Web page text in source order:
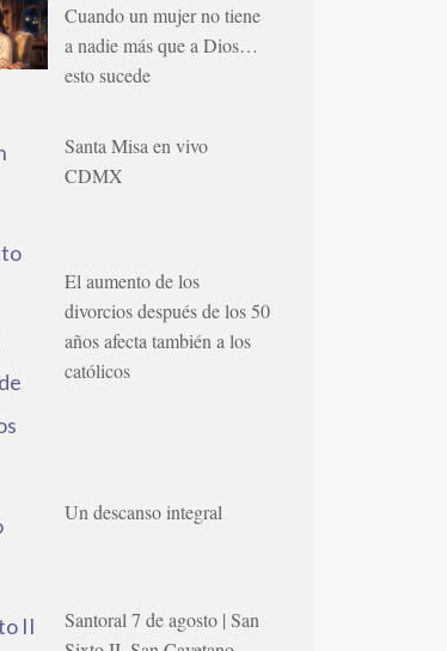
Cuando un mujer no tiene
a nadie más que a Dios…
esto sucede
Santa Misa en vivo
CDMX
El aumento de los
divorcios después de los 50
años afecta también a los
católicos
Un descanso integral
Santoral 7 de agosto | San